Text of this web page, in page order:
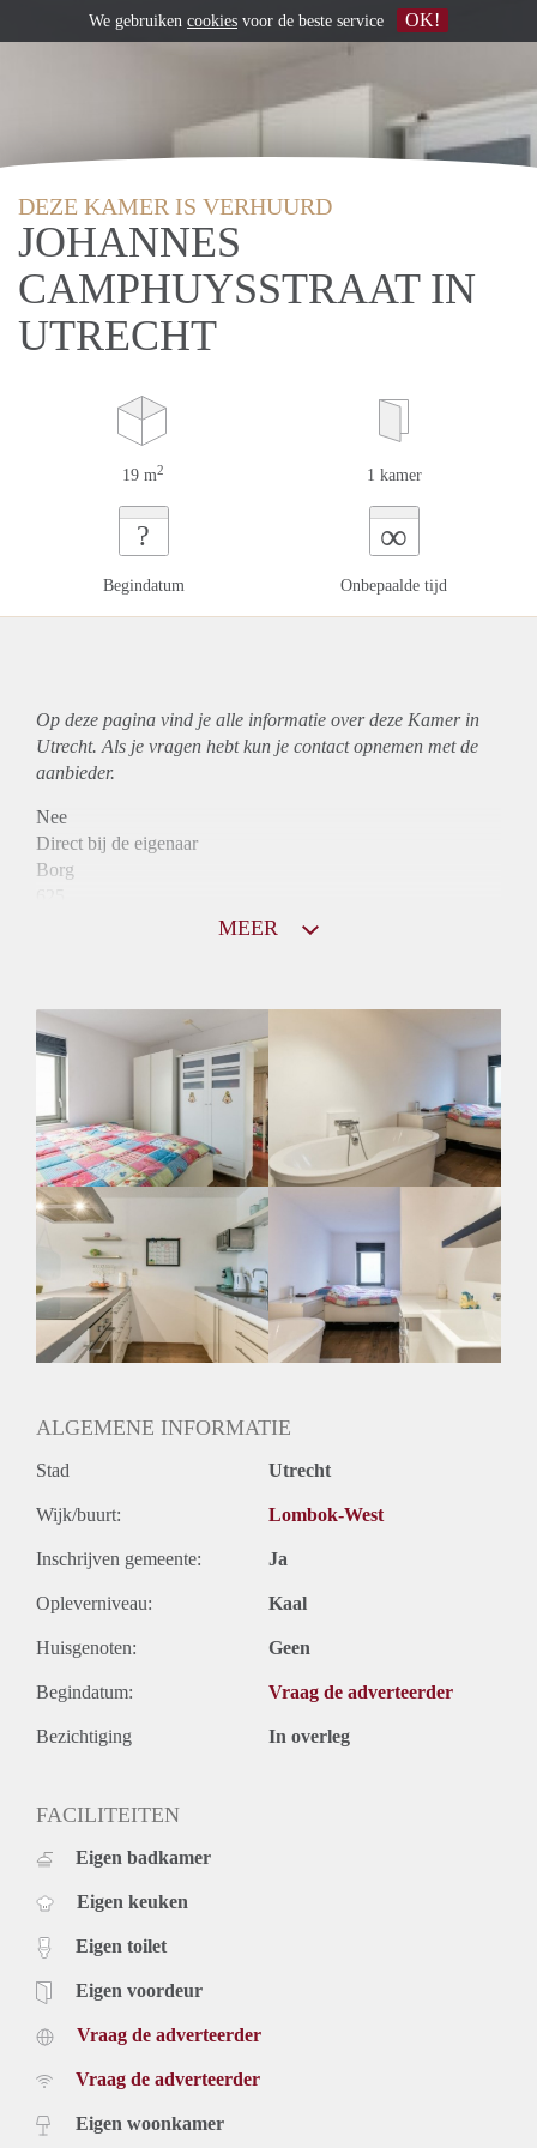
DEZE KAMER IS VERHUURD
JOHANNES
CAMPHUYSSTRAAT IN
UTRECHT
19 m2 1 kamer
?
Begindatum
∞
Onbepaalde tijd
Op deze pagina vind je alle informatie over deze Kamer in
Utrecht. Als je vragen hebt kun je contact opnemen met de
aanbieder.
Nee
Direct bij de eigenaar
Borg
Inkomen eis
2,7 X Maandhuur Bruto
Onbepaalde termijn
Oplevering
Gestoffeerd
MEER
ALGEMENE INFORMATIE
Stad Utrecht
Wijk/buurt: Lombok-West
Inschrijven gemeente: Ja
Opleverniveau: Kaal
Huisgenoten: Geen
Begindatum: Vraag de adverteerder
Bezichtiging In overleg
FACILITEITEN
Eigen badkamer
Eigen keuken
Eigen toilet
Eigen voordeur
Vraag de adverteerder
Vraag de adverteerder
Eigen woonkamer
We gebruiken cookies voor de beste service OK!